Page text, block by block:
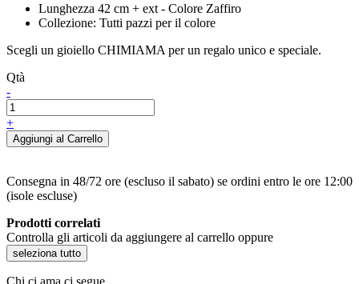
Lunghezza 42 cm + ext - Colore Zaffiro
Collezione: Tutti pazzi per il colore
Scegli un gioiello CHIMIAMA per un regalo unico e speciale.
Qtà
-
+
Aggiungi al Carrello
Consegna in 48/72 ore (escluso il sabato) se ordini entro le ore 12:00
(isole escluse)
Prodotti correlati
Controlla gli articoli da aggiungere al carrello oppure
seleziona tutto
Chi ci ama ci segue